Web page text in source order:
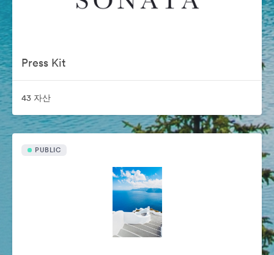
Press Kit
43 자산
PUBLIC